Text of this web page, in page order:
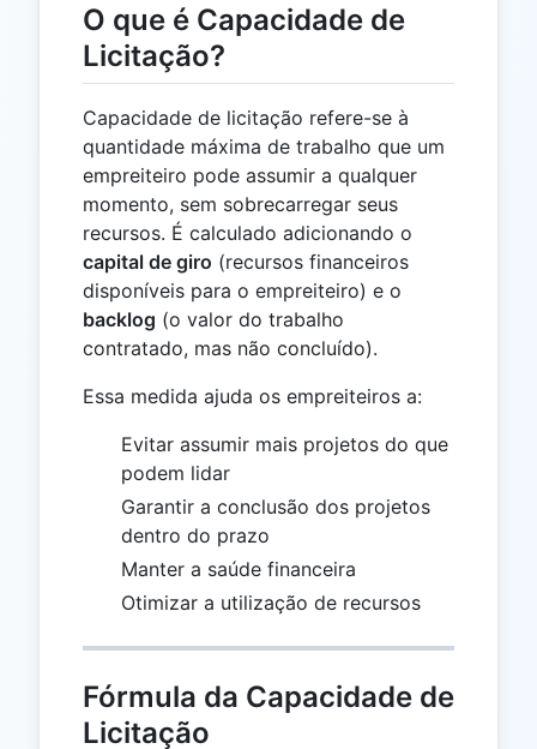
O que é Capacidade de
Licitação?
Capacidade de licitação refere-se à
quantidade máxima de trabalho que um
empreiteiro pode assumir a qualquer
momento, sem sobrecarregar seus
recursos. É calculado adicionando o
capital de giro (recursos financeiros
disponíveis para o empreiteiro) e o
backlog (o valor do trabalho
contratado, mas não concluído).
Essa medida ajuda os empreiteiros a:
Evitar assumir mais projetos do que
podem lidar
Garantir a conclusão dos projetos
dentro do prazo
Manter a saúde financeira
Otimizar a utilização de recursos
Fórmula da Capacidade de
Licitação